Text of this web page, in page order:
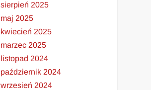
sierpień 2025
maj 2025
kwiecień 2025
marzec 2025
listopad 2024
październik 2024
wrzesień 2024